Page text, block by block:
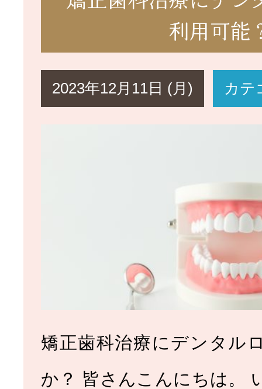
利用可能
2023年12月11日 (月) カテ
矯正歯科治療にデンタル
か？ 皆さんこんにちは。